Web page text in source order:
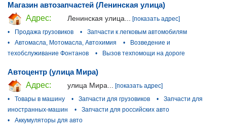
Магазин автозапчастей (Ленинская улица)
Адрес:
Ленинская улица...
[показать адрес]
•
Продажа грузовиков •
Запчасти к легковым автомобилям
•
Автомасла, Мотомасла, Автохимия •
Возведение и
техобслуживание Фонтанов
• Вызов техпомощи на дороге
Автоцентр (улица Мира)
Адрес:
улица Мира...
[показать адрес]
•
Товары в машину • Запчасти для грузовиков •
Запчасти для
иностранных-машин
•
Запчасти для российских авто
•
Аккумуляторы для авто